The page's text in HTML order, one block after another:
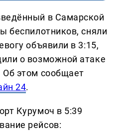
в Самарской
беспилотников, сняли
объявили в 3:15,
о возможной атаке
Об этом сообщает
24.
Курумоч в 5:39
рейсов: